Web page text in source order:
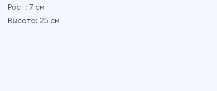
Рост: 7 см
Высота: 25 см